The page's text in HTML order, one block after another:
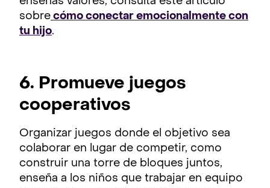
sobre cómo conectar emocionalmente con
tu hijo.
6. Promueve juegos
cooperativos
Organizar juegos donde el objetivo sea
colaborar en lugar de competir, como
construir una torre de bloques juntos,
enseña a los niños que trabajar en equipo